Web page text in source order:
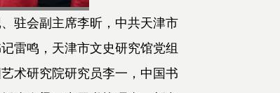
驻会副主席李昕，中共天津市
雷鸣，天津市文史研究馆党组
术研究院研究员李一，中国书